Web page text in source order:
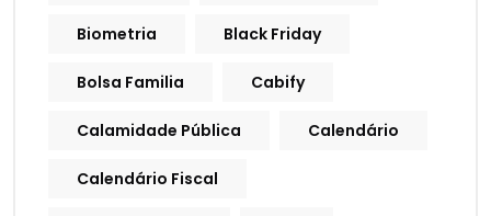
Biometria Black Friday
Bolsa Familia Cabify
Calamidade Pública Calendário
Calendário Fiscal